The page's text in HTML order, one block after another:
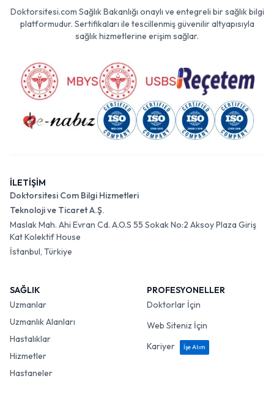
Doktorsitesi.com Sağlık Bakanlığı onaylı ve entegreli bir sağlık bilgi
platformudur. Sertifikaları ile tescillenmiş güvenilir altyapısıyla
sağlık hizmetlerine erişim sağlar.
İLETİŞİM
Doktorsitesi Com Bilgi Hizmetleri
Teknoloji ve Ticaret A.Ş.
Maslak Mah. Ahi Evran Cd. A.O.S 55 Sokak No:2 Aksoy Plaza Giriş
Kat Kolektif House
İstanbul, Türkiye
SAĞLIK
Uzmanlar
Uzmanlık Alanları
Hastalıklar
Hizmetler
Hastaneler
PROFESYONELLER
Doktorlar İçin
Web Siteniz İçin
Kariyer
İşe Alım